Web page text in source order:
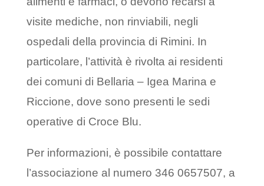
visite mediche, non rinviabili, negli
ospedali della provincia di Rimini. In
particolare, l’attività è rivolta ai residenti
dei comuni di Bellaria – Igea Marina e
Riccione, dove sono presenti le sedi
operative di Croce Blu.
Per informazioni, è possibile contattare
l’associazione al numero 346 0657507, a